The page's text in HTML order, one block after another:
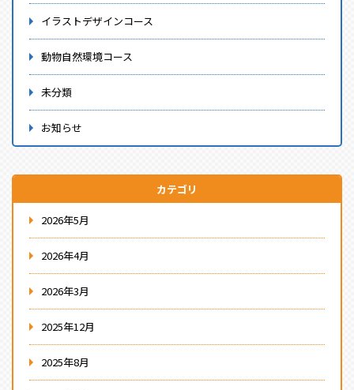
イラストデザインコース
動物自然環境コース
未分類
お知らせ
カテゴリ
2026年5月
2026年4月
2026年3月
2025年12月
2025年8月